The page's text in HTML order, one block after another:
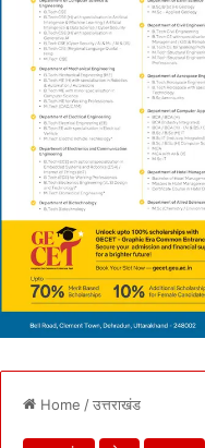
Home /उत्तराखंड